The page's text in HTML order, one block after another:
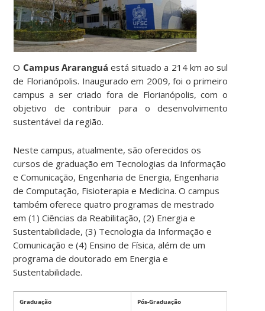
O Campus Araranguá está situado a 214 km ao sul
de Florianópolis. Inaugurado em 2009, foi o primeiro
campus a ser criado fora de Florianópolis, com o
objetivo de contribuir para o desenvolvimento
sustentável da região.
Neste campus, atualmente, são oferecidos os
cursos de graduação em Tecnologias da Informação
e Comunicação, Engenharia de Energia, Engenharia
de Computação, Fisioterapia e Medicina. O campus
também oferece quatro programas de mestrado
em (1) Ciências da Reabilitação, (2) Energia e
Sustentabilidade, (3) Tecnologia da Informação e
Comunicação e (4) Ensino de Física, além de um
programa de doutorado em Energia e
Sustentabilidade.
Graduação Pós-Graduação